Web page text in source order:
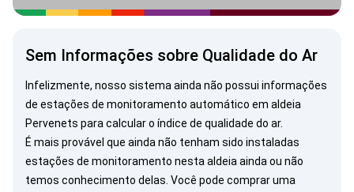
Sem Informações sobre Qualidade do Ar
Infelizmente, nosso sistema ainda não possui informações
de estações de monitoramento automático em aldeia
Pervenets para calcular o índice de qualidade do ar.
É mais provável que ainda não tenham sido instaladas
estações de monitoramento nesta aldeia ainda ou não
temos conhecimento delas. Você pode comprar uma